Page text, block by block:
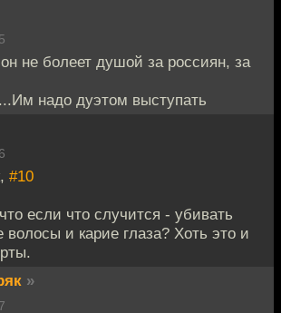
не болеет душой за россиян, за
надо дуэтом выступать
#10
если что случится - убивать
волосы и карие глаза? Хоть это и
»